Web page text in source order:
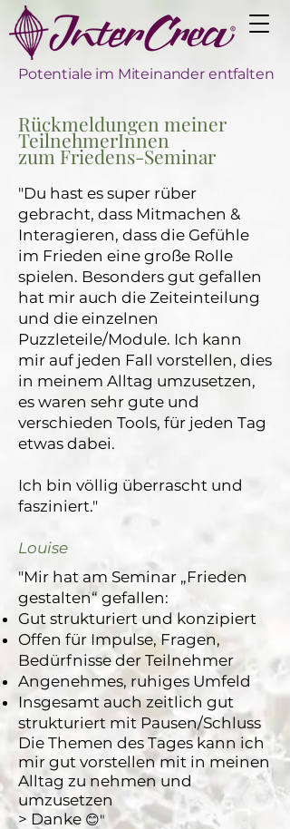
Potentiale im Miteinander entfalten
Rückmeldungen meiner
TeilnehmerInnen
zum Friedens-Seminar
"Du hast es super rüber
gebracht, dass Mitmachen &
Interagieren, dass die Gefühle
im Frieden eine große Rolle
spielen. Besonders gut gefallen
hat mir auch die Zeiteinteilung
und die einzelnen
Puzzleteile/Module. Ich kann
mir auf jeden Fall vorstellen, dies
in meinem Alltag umzusetzen,
es waren sehr gute und
verschieden Tools, für jeden Tag
etwas dabei.
Ich bin völlig überrascht und
fasziniert."
Louise
"Mir hat am Seminar „Frieden
gestalten“ gefallen:
Gut strukturiert und konzipiert
Offen für Impulse, Fragen,
Bedürfnisse der Teilnehmer
Angenehmes, ruhiges Umfeld
Insgesamt auch zeitlich gut
strukturiert mit Pausen/Schluss
Die Themen des Tages kann ich
mir gut vorstellen mit in meinen
Alltag zu nehmen und
umzusetzen
> Danke 😊"